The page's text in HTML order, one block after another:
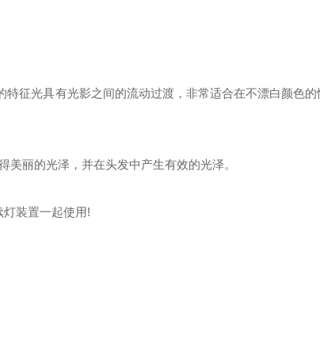
征光具有光影之间的流动过渡，非常适合在不漂白颜色的
丽的光泽，并在头发中产生有效的光泽。
装置一起使用!